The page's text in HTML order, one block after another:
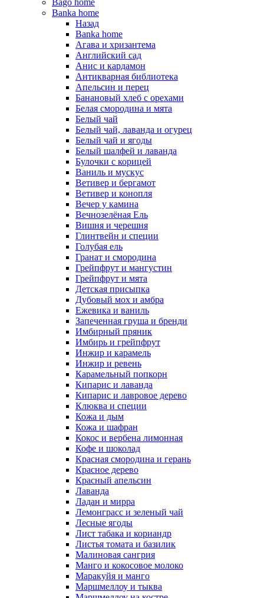
Bago home
Banka home
Назад
Banka home
Агава и хризантема
Английский сад
Анис и кардамон
Антикварная библиотека
Апельсин и перец
Банановый хлеб с орехами
Белая смородина и мята
Белый чай
Белый чай, лаванда и огурец
Белый чай и ягоды
Белый шалфей и лаванда
Булочки с корицей
Ваниль и мускус
Ветивер и бергамот
Ветивер и конопля
Вечер у камина
Вечнозелёная Ель
Вишня и черешня
Глинтвейн и специи
Голубая ель
Гранат и смородина
Грейпфрут и мангустин
Грейпфрут и мята
Детская присыпка
Дубовый мох и амбра
Ежевика и ваниль
Запеченная груша и бренди
Имбирный пряник
Имбирь и грейпфрут
Инжир и карамель
Инжир и ревень
Карамельный попкорн
Кипарис и лаванда
Кипарис и лавровое дерево
Клюква и специи
Кожа и дым
Кожа и шафран
Кокос и вербена лимонная
Кофе и шоколад
Красная смородина и герань
Красное дерево
Красный апельсин
Лаванда
Ладан и мирра
Лемонграсс и зеленый чай
Лесные ягоды
Лист табака и кориандр
Листья томата и базилик
Малиновая сангрия
Манго и кокосовое молоко
Маракуйя и манго
Маршмеллоу и тыква